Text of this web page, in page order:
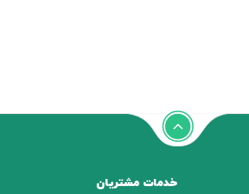
خدمات مشتریان